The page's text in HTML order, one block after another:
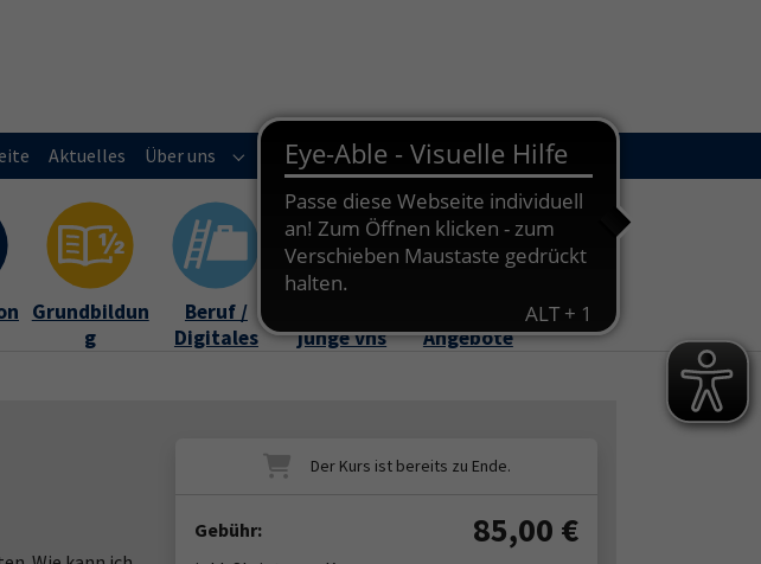
Aktuelles Über uns Submenu for "Über uns"
Kursleitungen Submenu for "Kursleitungen"
Newsletter Kontakt
Grundbildun
g
Beruf /
Digitales
junge vhs
Angebote
Gebühr: 85,00 €